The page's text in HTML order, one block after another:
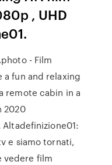
, UHD
- Film
a fun and relaxing
remote cabin in a
2020
e siamo tornati,
vedere film